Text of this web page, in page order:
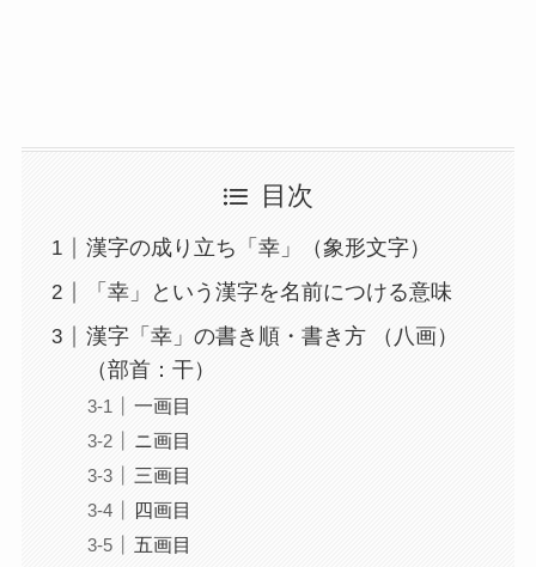
目次
漢字の成り立ち「幸」（象形文字）
「幸」という漢字を名前につける意味
漢字「幸」の書き順・書き方 （八画）
（部首：干）
一画目
ニ画目
三画目
四画目
五画目